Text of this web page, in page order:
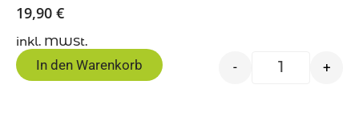
19,90 €
inkl. MWSt.
- +
In den Warenkorb